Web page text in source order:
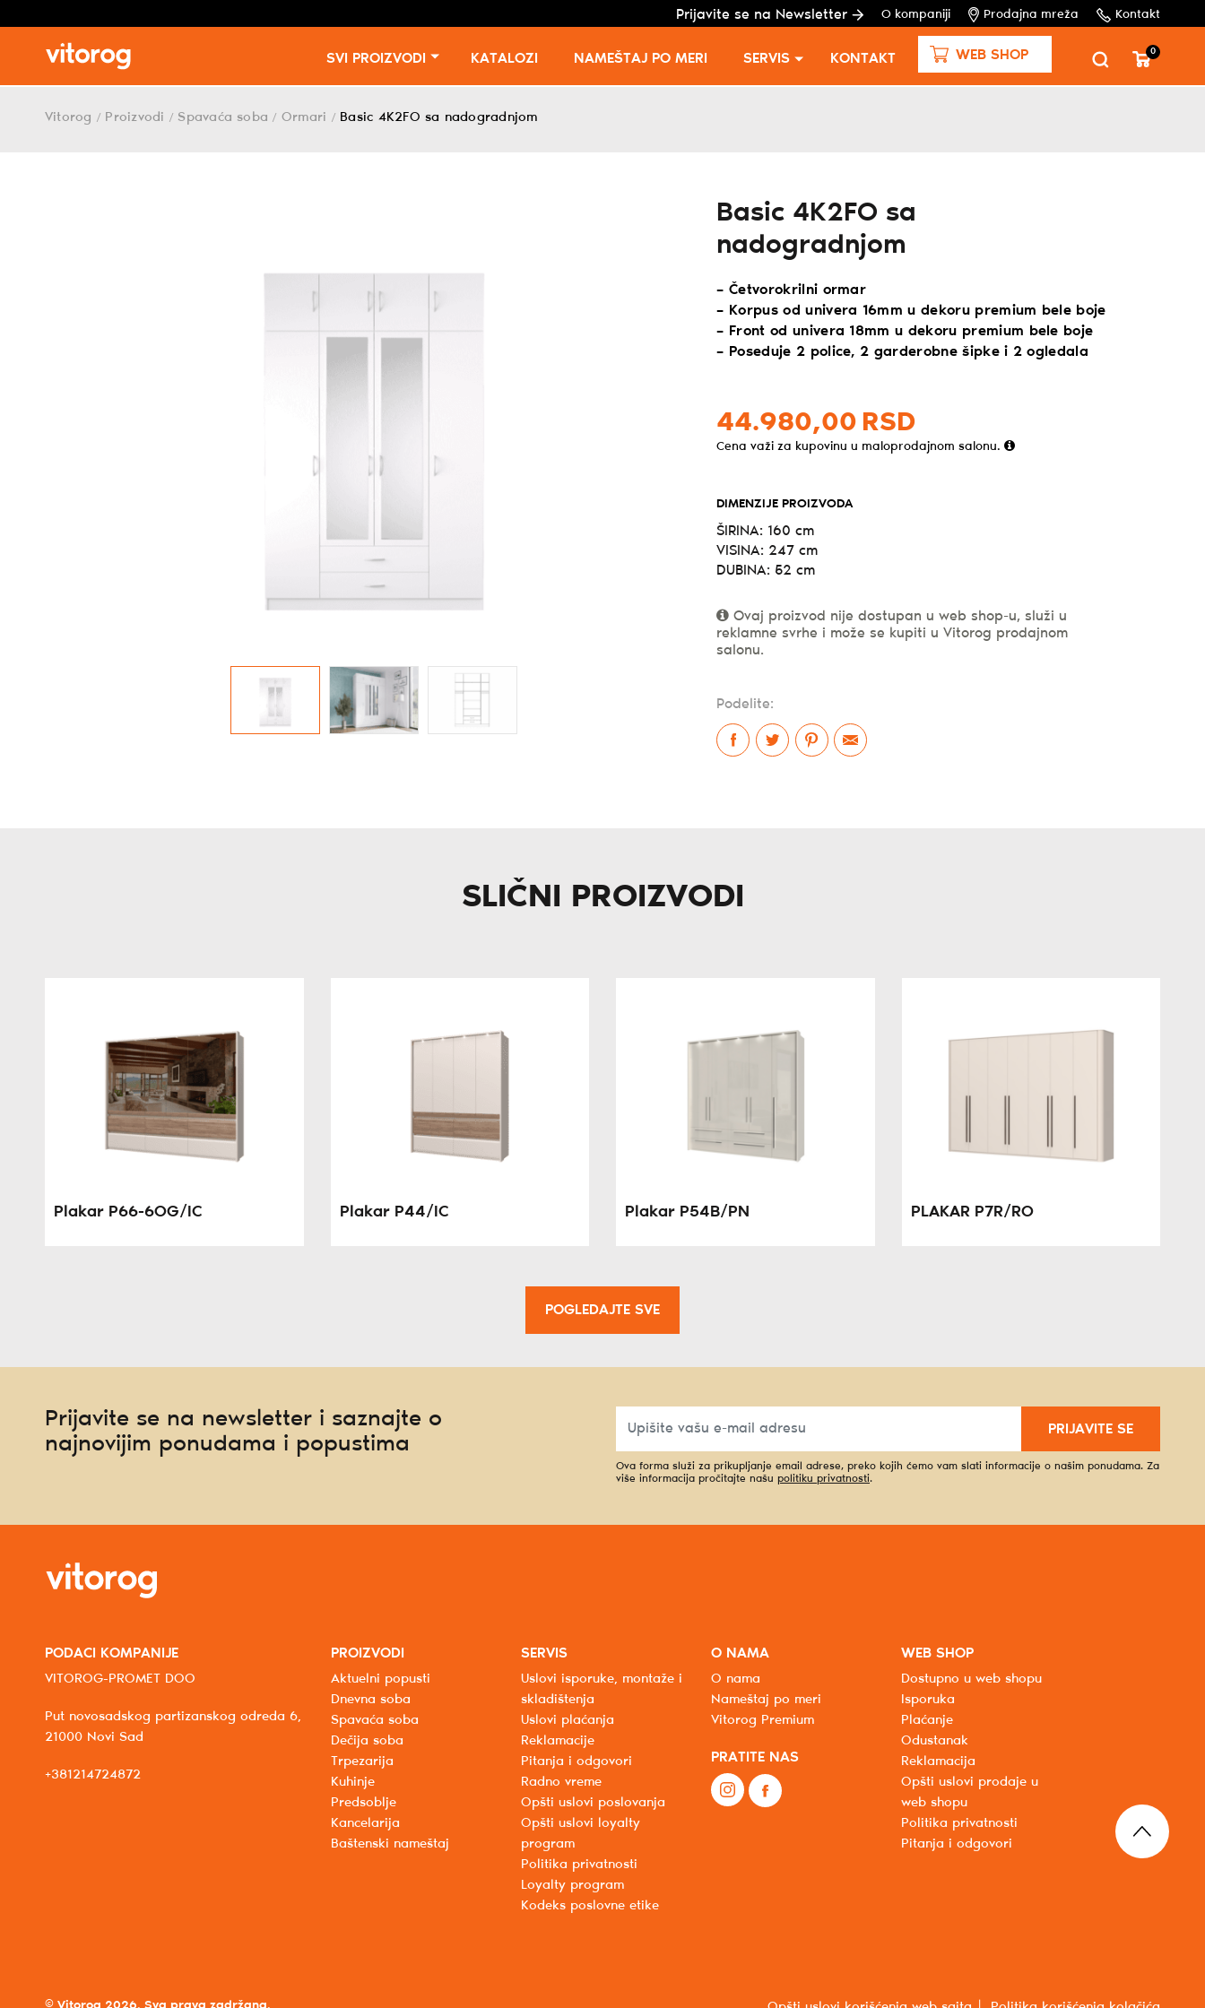
Prijavite se na Newsletter O kompaniji Prodajna mreža Kontakt
SVI PROIZVODI KATALOZI NAMEŠTAJ PO MERI SERVIS KONTAKT WEB SHOP 0
Vitorog / Proizvodi / Spavaća soba / Ormari / Basic 4K2FO sa nadogradnjom
Basic 4K2FO sa
nadogradnjom
– Četvorokrilni ormar
– Korpus od univera 16mm u dekoru premium bele boje
– Front od univera 18mm u dekoru premium bele boje
– Poseduje 2 police, 2 garderobne šipke i 2 ogledala
44.980,00 RSD
Cena važi za kupovinu u maloprodajnom salonu.
DIMENZIJE PROIZVODA
ŠIRINA: 160 cm
VISINA: 247 cm
DUBINA: 52 cm
Ovaj proizvod nije dostupan u web shop-u, služi u
reklamne svrhe i može se kupiti u Vitorog prodajnom
salonu.
Podelite:
SLIČNI PROIZVODI
Plakar P66-6OG/IC Plakar P44/IC Plakar P54B/PN PLAKAR P7R/RO
POGLEDAJTE SVE
Prijavite se na newsletter i saznajte o
najnovijim ponudama i popustima
PRIJAVITE SE
Ova forma služi za prikupljanje email adrese, preko kojih ćemo vam slati informacije o našim ponudama. Za
više informacija pročitajte našu politiku privatnosti.
PODACI KOMPANIJE
VITOROG-PROMET DOO
Put novosadskog partizanskog odreda 6,
21000 Novi Sad
+381214724872
PROIZVODI
Aktuelni popusti
Dnevna soba
Spavaća soba
Dečija soba
Trpezarija
Kuhinje
Predsoblje
Kancelarija
Baštenski nameštaj
SERVIS
Uslovi isporuke, montaže i
skladištenja
Uslovi plaćanja
Reklamacije
Pitanja i odgovori
Radno vreme
Opšti uslovi poslovanja
Opšti uslovi loyalty
program
Politika privatnosti
Loyalty program
Kodeks poslovne etike
O NAMA
O nama
Nameštaj po meri
Vitorog Premium
PRATITE NAS
WEB SHOP
Dostupno u web shopu
Isporuka
Plaćanje
Odustanak
Reklamacija
Opšti uslovi prodaje u
web shopu
Politika privatnosti
Pitanja i odgovori